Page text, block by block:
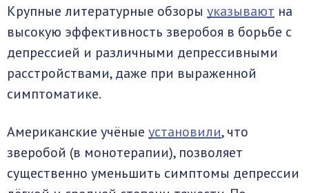
Крупные литературные обзоры указывают на
высокую эффективность зверобоя в борьбе с
депрессией и различными депрессивными
расстройствами, даже при выраженной
симптоматике.
Американские учёные установили, что
зверобой (в монотерапии), позволяет
существенно уменьшить симптомы депрессии